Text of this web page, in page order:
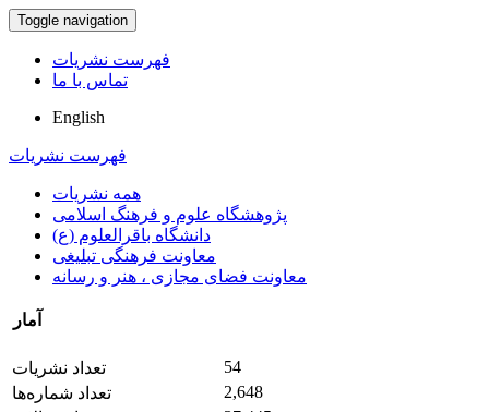
Toggle navigation
فهرست نشریات
تماس با ما
English
فهرست نشریات
همه نشریات
پژوهشگاه علوم و فرهنگ اسلامی
دانشگاه باقرالعلوم (ع)
معاونت فرهنگی تبلیغی
معاونت فضای مجازی ، هنر و رسانه
آمار
تعداد نشریات
54
تعداد شماره‌ها
2,648